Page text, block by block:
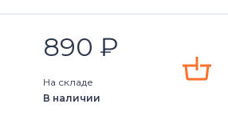
890 ₽
На складе
В наличии